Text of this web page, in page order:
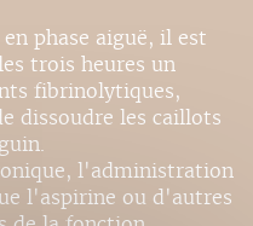
phase aiguë, il est
trois heures un
fibrinolytiques,
dissoudre les caillots
l'administration
l'aspirine ou d'autres